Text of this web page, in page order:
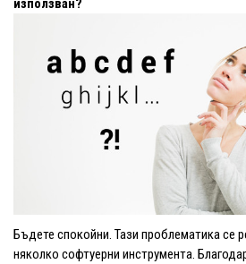
използван?
Бъдете спокойни. Тази проблематика се
няколко софтуерни инструмента.